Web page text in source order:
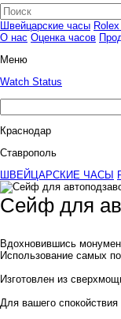
Швейцарские часы
О нас Оценка часов
Меню
Watch Status
Краснодар
Ставрополь
ШВЕЙЦАРСКИЕ ЧАСЫ
Сейф для
Вдохновившись
Использование самых
Изготовлен из
Для вашего